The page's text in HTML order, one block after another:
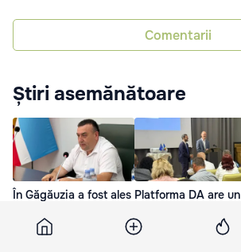
Comentarii
Știri asemănătoare
În Găgăuzia a fost ales
Adunării Populare
Platforma DA are un
29 Iun. 08:42